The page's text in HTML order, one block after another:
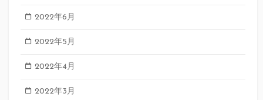
2022年6月
2022年5月
2022年4月
2022年3月